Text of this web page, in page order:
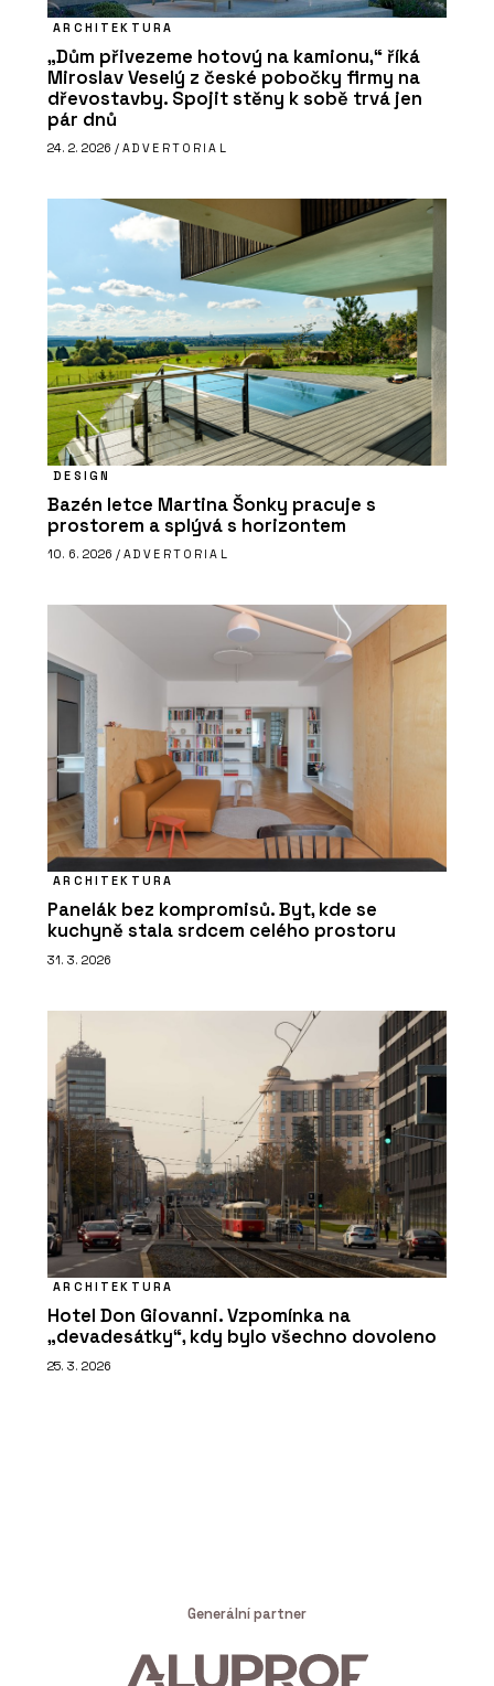
ARCHITEKTURA
„Dům přivezeme hotový na kamionu,“ říká
Miroslav Veselý z české pobočky firmy na
dřevostavby. Spojit stěny k sobě trvá jen
pár dnů
24. 2. 2026 / ADVERTORIAL
DESIGN
Bazén letce Martina Šonky pracuje s
prostorem a splývá s horizontem
10. 6. 2026 / ADVERTORIAL
ARCHITEKTURA
Panelák bez kompromisů. Byt, kde se
kuchyně stala srdcem celého prostoru
31. 3. 2026
ARCHITEKTURA
Hotel Don Giovanni. Vzpomínka na
„devadesátky“, kdy bylo všechno dovoleno
25. 3. 2026
Generální partner